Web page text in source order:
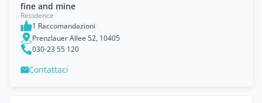
fine and mine
Residence
1 Raccomandazioni
Prenzlauer Allee 52, 10405
030-23 55 120
Contattaci